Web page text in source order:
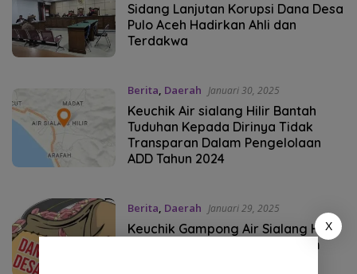
Sidang Lanjutan Korupsi Dana Desa
Pulo Aceh Hadirkan Ahli dan
Terdakwa
Berita, Daerah Januari 30, 2025
Keuchik Air sialang Hilir Bantah
Tuduhan Kepada Dirinya Tidak
Transparan Dalam Pengelolaan
ADD Tahun 2024
Berita, Daerah Januari 29, 2025
Keuchik Gampong Air Sialang Hilir
Dituding Tak Transparan Dalam
X